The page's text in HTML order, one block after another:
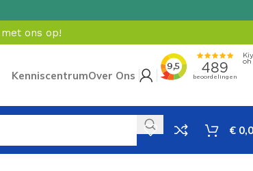
met ons op!
KenniscentrumOver Ons
€